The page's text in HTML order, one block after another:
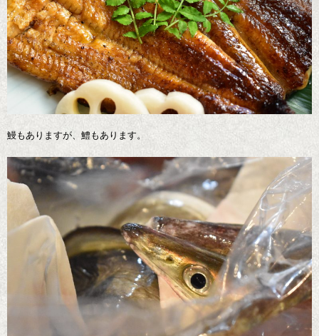
鰻もありますが、鱧もあります。